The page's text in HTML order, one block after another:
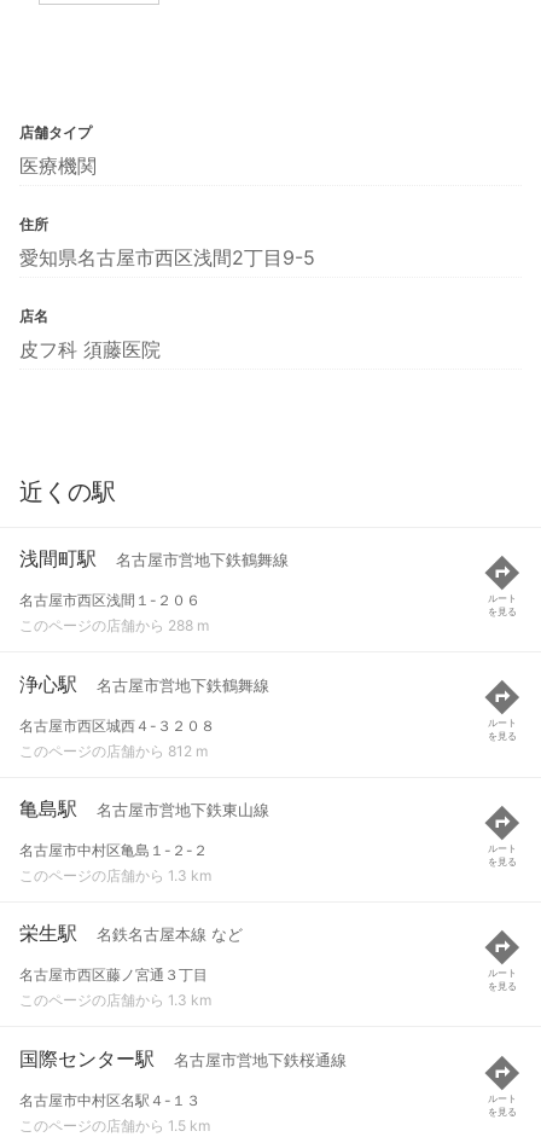
店舗タイプ
医療機関
住所
愛知県名古屋市西区浅間2丁目9-5
店名
皮フ科 須藤医院
近くの駅
浅間町駅 名古屋市営地下鉄鶴舞線
名古屋市西区浅間１-２０６
このページの店舗から 288 m
ルート
を見る
浄心駅 名古屋市営地下鉄鶴舞線
名古屋市西区城西４-３２０８
このページの店舗から 812 m
ルート
を見る
亀島駅 名古屋市営地下鉄東山線
名古屋市中村区亀島１-２-２
このページの店舗から 1.3 km
ルート
を見る
栄生駅 名鉄名古屋本線 など
名古屋市西区藤ノ宮通３丁目
このページの店舗から 1.3 km
ルート
を見る
国際センター駅 名古屋市営地下鉄桜通線
名古屋市中村区名駅４-１３
このページの店舗から 1.5 km
ルート
を見る